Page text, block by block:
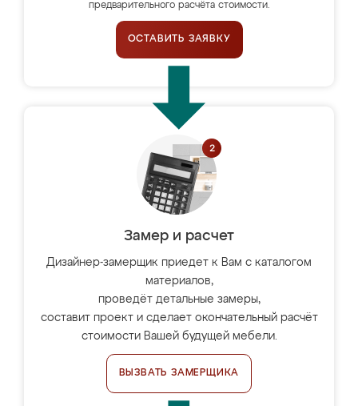
предварительного расчёта стоимости.
ОСТАВИТЬ ЗАЯВКУ
Замер и расчет
Дизайнер-замерщик приедет к Вам с каталогом
материалов,
проведёт детальные замеры,
составит проект и сделает окончательный расчёт
стоимости Вашей будущей мебели.
ВЫЗВАТЬ ЗАМЕРЩИКА